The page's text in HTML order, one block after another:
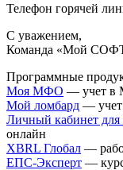
Телефон горячей
С уважением,
Команда «Мой
Программные
Моя МФО — учет
Мой ломбард — учет
Личный кабинет для
онлайн
XBRL Глобал —
ЕПС-Эксперт —